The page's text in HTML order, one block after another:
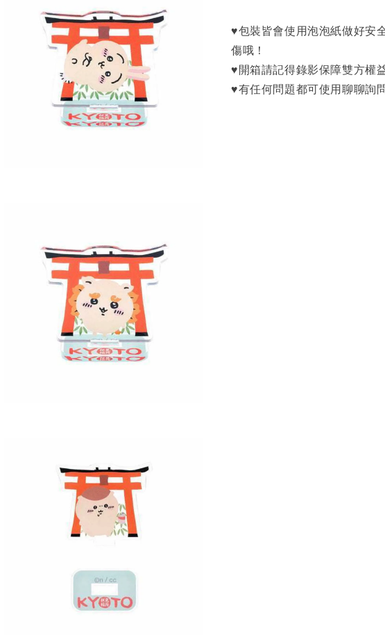
♥包裝皆會使用泡泡紙做好安
傷哦！
♥開箱請記得錄影保障雙方權
♥有任何問題都可使用聊聊詢